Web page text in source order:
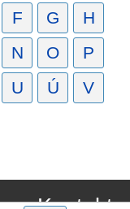
F G
H
N O
P
U Ú
V